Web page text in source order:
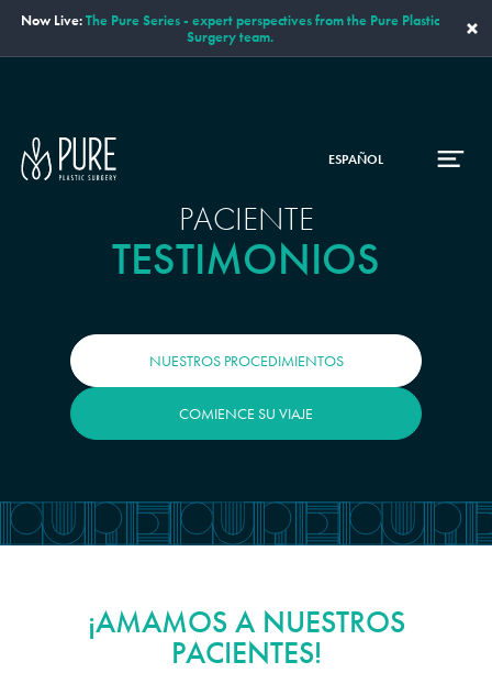
Now Live:The Pure Series - expert perspectives from the Pure Plastic
Surgery team.
×
ESPAÑOL
PACIENTE
TESTIMONIOS
NUESTROS PROCEDIMIENTOS
COMIENCE SU VIAJE
¡AMAMOS A NUESTROS
PACIENTES!